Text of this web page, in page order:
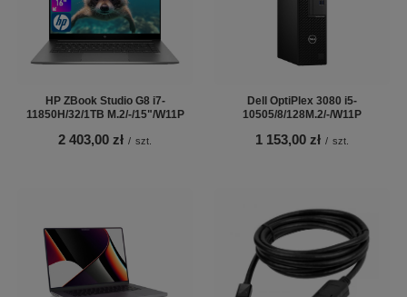
HP ZBook Studio G8 i7-
11850H/32/1TB M.2/-/15"/W11P
2 403,00 zł / szt.
Dell OptiPlex 3080 i5-
10505/8/128M.2/-/W11P
1 153,00 zł / szt.